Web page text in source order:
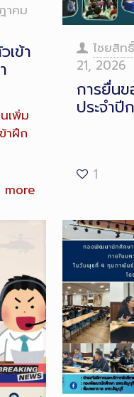
าคม
เข้า
เพิ่ม
าฝึก
more
ไชยสิท
21, 2026
การยื่น
ประจำ
1